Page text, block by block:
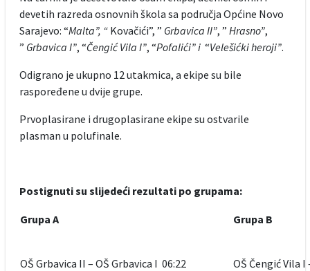
devetih razreda osnovnih škola sa područja Općine Novo
Sarajevo: “Malta”, “Kovačići”, ” Grbavica II”, ” Hrasno”,
” Grbavica I”, “Čengić Vila I”, “Pofalići” i “Velešićki heroji”.
Odigrano je ukupno 12 utakmica, a ekipe su bile
raspoređene u dvije grupe.
Prvoplasirane i drugoplasirane ekipe su ostvarile
plasman u polufinale.
Postignuti su slijedeći rezultati po grupama:
Grupa A
OŠ Grbavica II – OŠ Grbavica I 06:22
Grupa B
OŠ Čengić Vila